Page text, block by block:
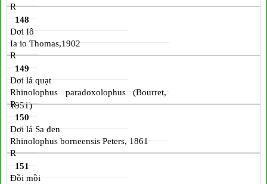
R
148
Dơi Iô
Ia io Thomas,1902
R
149
Dơi lá quạt
Rhinolophus paradoxolophus (Bourret,
1951)
R
150
Dơi lá Sa đen
Rhinolophus borneensis Peters, 1861
R
151
Đồi mồi